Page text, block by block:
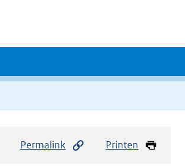
Permalink Printen